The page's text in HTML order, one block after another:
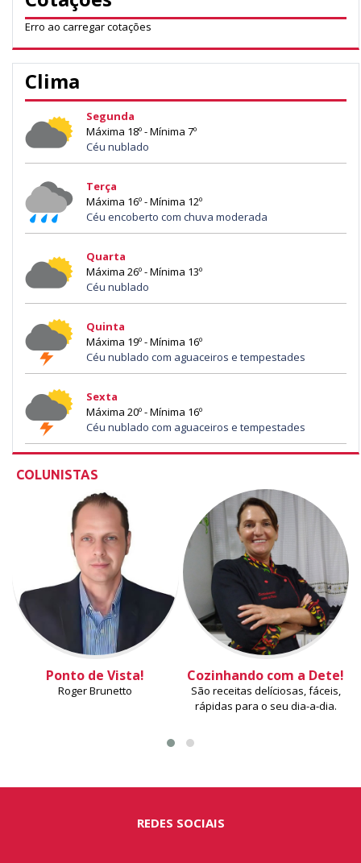
Erro ao carregar cotações
Clima
Segunda
Máxima 18º - Mínima 7º
Céu nublado
Terça
Máxima 16º - Mínima 12º
Céu encoberto com chuva moderada
Quarta
Máxima 26º - Mínima 13º
Céu nublado
Quinta
Máxima 19º - Mínima 16º
Céu nublado com aguaceiros e tempestades
Sexta
Máxima 20º - Mínima 16º
Céu nublado com aguaceiros e tempestades
COLUNISTAS
Ponto de Vista!
Roger Brunetto
Cozinhando com a Dete!
São receitas delíciosas, fáceis,
rápidas para o seu dia-a-dia.
REDES SOCIAIS